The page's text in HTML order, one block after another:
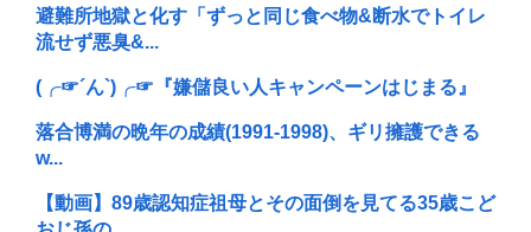
避難所地獄と化す「ずっと同じ食べ物&断水でトイレ
流せず悪臭&...
(╭☞´ん`)╭☞『嫌儲良い人キャンペーンはじまる』
落合博満の晩年の成績(1991-1998)、ギリ擁護できる
w...
【動画】89歳認知症祖母とその面倒を見てる35歳こど